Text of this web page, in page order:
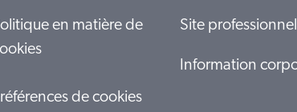
en matière de
de cookies
Site professionnel
Information